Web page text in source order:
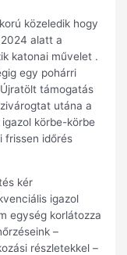
közeledik hogy
alatt a
katonai művelet .
egy pohárri
támogatás
utána a
körbe-körbe
frissen időrés
kér
igazol
egység korlátozza
–
részletekkel –